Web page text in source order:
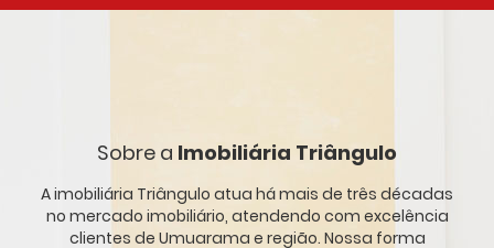
Sobre a Imobiliária Triângulo
A imobiliária Triângulo atua há mais de três décadas
no mercado imobiliário, atendendo com excelência
clientes de Umuarama e região. Nossa forma